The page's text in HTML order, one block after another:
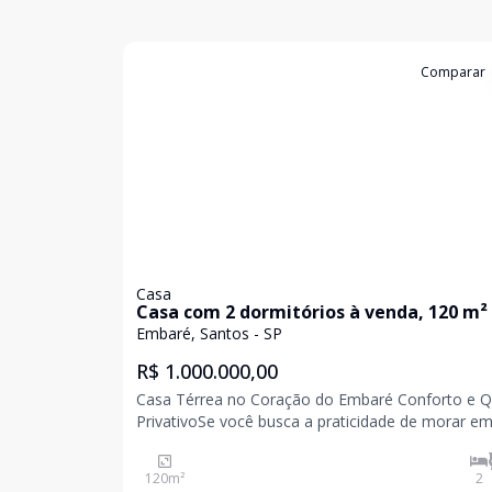
Comparar
Casa
Casa com 2 dormitórios à venda, 120 m² -
Embaré - Santos/SP
Embaré, Santos - SP
R$ 1.000.000,00
Casa Térrea no Coração do Embaré Conforto e Quintal
PrivativoSe você busca a praticidade de morar
chance! Apresentamos esta excelente casa no
perfeita para quem não abre mão de espaço
120m² 2